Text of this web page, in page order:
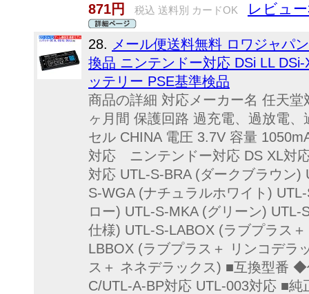
871円
税込 送料別 カードOK レビュ
28. メール便送料無料 ロワジャパ
換品 ニンテンドー対応 DSi LL
ッテリー PSE基準検品
商品の詳細 対応メーカー名 任天
ヶ月間 保護回路 過充電、過放電
セル CHINA 電圧 3.7V 容量
対応 ニンテンドー対応 DS XL対
対応 UTL-S-BRA (ダークブラウン
S-WGA (ナチュラルホワイト)
ロー) UTL-S-MKA (グリーン)
仕様) UTL-S-LABOX (ラブプラス
LBBOX (ラブプラス＋ リンコデラ
ス＋ ネネデラックス) ■互換型番
C/UTL-A-BP対応 UTL-003対応 ■